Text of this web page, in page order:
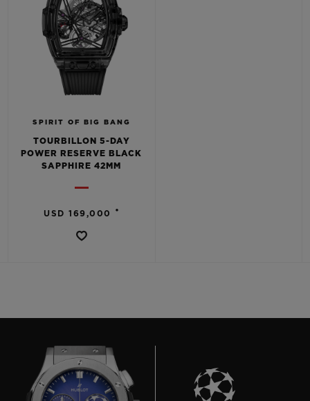
SPIRIT OF BIG BANG
TOURBILLON 5-DAY
POWER RESERVE BLACK
SAPPHIRE 42MM
USD 169,000 •